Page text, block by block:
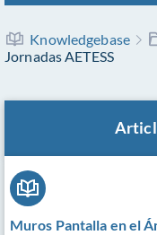
Knowledgebase
Jornadas AETESS
Muros Pantalla en el